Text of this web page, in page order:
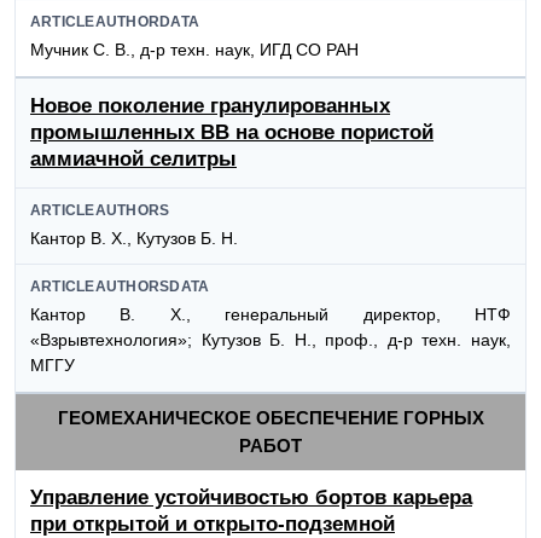
ARTICLEAUTHORDATA
Мучник С. В., д-р техн. наук, ИГД СО РАН
Новое поколение гранулированных
промышленных ВВ на основе пористой
аммиачной селитры
ARTICLEAUTHORS
Кантор В. X., Кутузов Б. Н.
ARTICLEAUTHORSDATA
Кантор В. X., генеральный директор, НТФ
«Взрывтехнология»; Кутузов Б. Н., проф., д-р техн. наук,
МГГУ
ГЕОМЕХАНИЧЕСКОЕ ОБЕСПЕЧЕНИЕ ГОРНЫХ
РАБОТ
Управление устойчивостью бортов карьера
при открытой и открыто-подземной